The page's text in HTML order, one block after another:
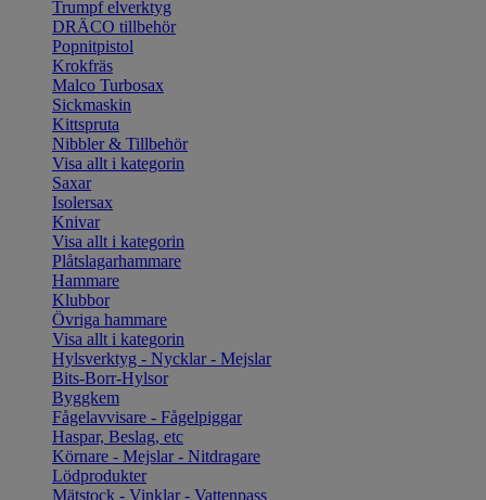
Trumpf elverktyg
DRÄCO tillbehör
Popnitpistol
Krokfräs
Malco Turbosax
Sickmaskin
Kittspruta
Nibbler & Tillbehör
Visa allt i kategorin
Saxar
Isolersax
Knivar
Visa allt i kategorin
Plåtslagarhammare
Hammare
Klubbor
Övriga hammare
Visa allt i kategorin
Hylsverktyg - Nycklar - Mejslar
Bits-Borr-Hylsor
Byggkem
Fågelavvisare - Fågelpiggar
Haspar, Beslag, etc
Körnare - Mejslar - Nitdragare
Lödprodukter
Mätstock - Vinklar - Vattenpass